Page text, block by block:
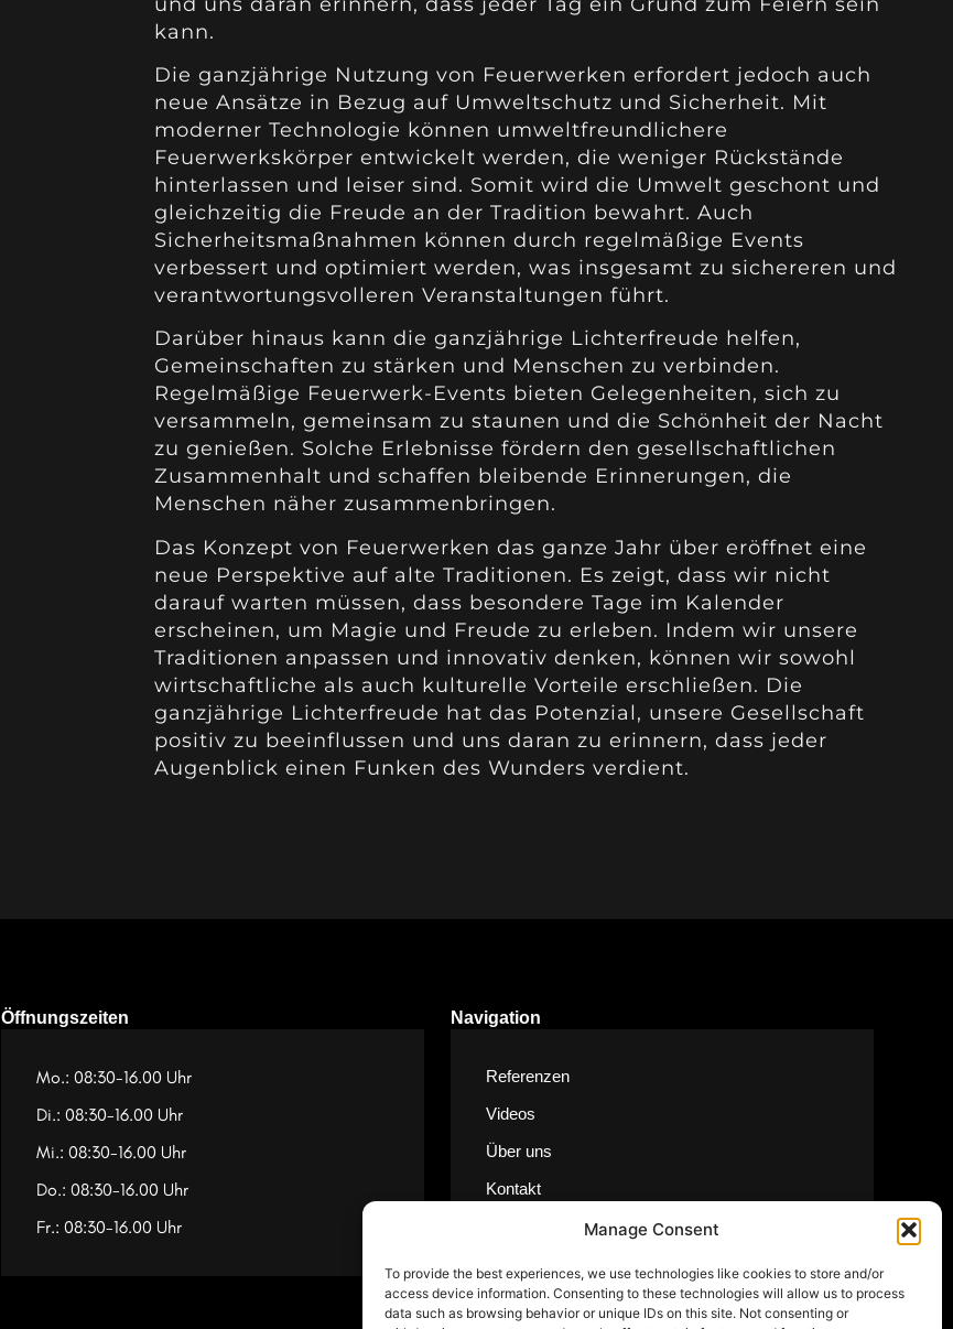
Manage Consent
To provide the best experiences, we use technologies like cookies to store and/or
access device information. Consenting to these technologies will allow us to process
data such as browsing behavior or unique IDs on this site. Not consenting or
kann.
Die ganzjährige Nutzung von Feuerwerken erfordert jedoch auch
neue Ansätze in Bezug auf Umweltschutz und Sicherheit. Mit
moderner Technologie können umweltfreundlichere
Feuerwerkskörper entwickelt werden, die weniger Rückstände
hinterlassen und leiser sind. Somit wird die Umwelt geschont und
gleichzeitig die Freude an der Tradition bewahrt. Auch
Sicherheitsmaßnahmen können durch regelmäßige Events
verbessert und optimiert werden, was insgesamt zu sichereren und
verantwortungsvolleren Veranstaltungen führt.
Darüber hinaus kann die ganzjährige Lichterfreude helfen,
Gemeinschaften zu stärken und Menschen zu verbinden.
Regelmäßige Feuerwerk-Events bieten Gelegenheiten, sich zu
versammeln, gemeinsam zu staunen und die Schönheit der Nacht
zu genießen. Solche Erlebnisse fördern den gesellschaftlichen
Zusammenhalt und schaffen bleibende Erinnerungen, die
Menschen näher zusammenbringen.
Das Konzept von Feuerwerken das ganze Jahr über eröffnet eine
neue Perspektive auf alte Traditionen. Es zeigt, dass wir nicht
darauf warten müssen, dass besondere Tage im Kalender
erscheinen, um Magie und Freude zu erleben. Indem wir unsere
Traditionen anpassen und innovativ denken, können wir sowohl
wirtschaftliche als auch kulturelle Vorteile erschließen. Die
ganzjährige Lichterfreude hat das Potenzial, unsere Gesellschaft
positiv zu beeinflussen und uns daran zu erinnern, dass jeder
Augenblick einen Funken des Wunders verdient.
Öffnungszeiten
Mo.: 08:30-16.00 Uhr
Di.: 08:30-16.00 Uhr
Mi.: 08:30-16.00 Uhr
Do.: 08:30-16.00 Uhr
Fr.: 08:30-16.00 Uhr
Navigation
Referenzen
Videos
Über uns
Kontakt